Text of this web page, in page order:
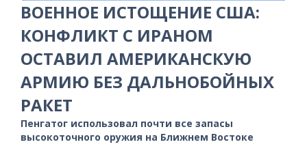
ВОЕННОЕ ИСТОЩЕНИЕ США:
КОНФЛИКТ С ИРАНОМ
ОСТАВИЛ АМЕРИКАНСКУЮ
АРМИЮ БЕЗ ДАЛЬНОБОЙНЫХ
РАКЕТ
Пенгатог использовал почти все запасы
высокоточного оружия на Ближнем Востоке